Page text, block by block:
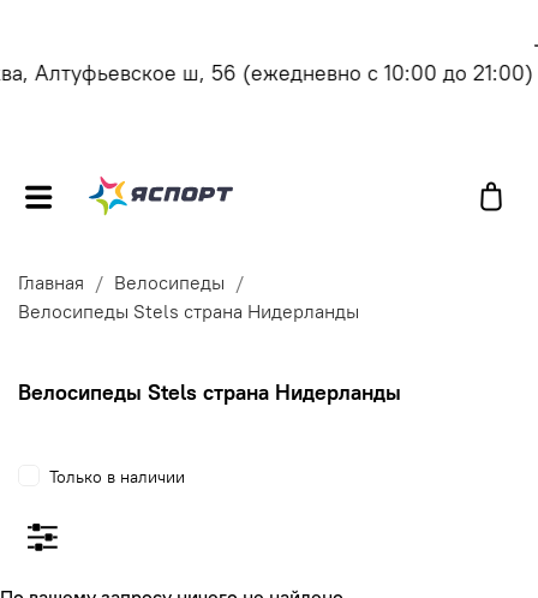
Алтуфьевское ш, 56(ежедневно с 10:00 до 21:00)
Главная
Велосипеды
Велосипеды Stels страна Нидерланды
Велосипеды Stels страна Нидерланды
Только в наличии